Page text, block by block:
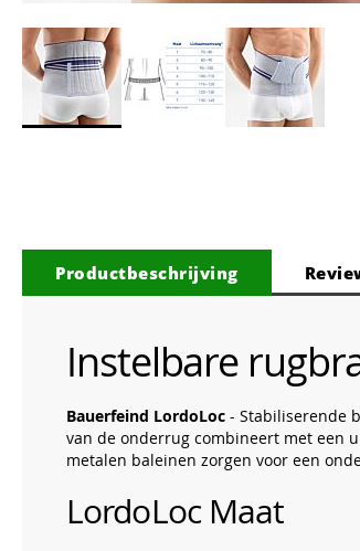
de
afbeeldingen-
gallerij
Productbeschrijving
Instelbare
Bauerfeind LordoLoc - Stabiliserende
van de onderrug combineert met een
metalen baleinen zorgen voor een
LordoLoc Maat